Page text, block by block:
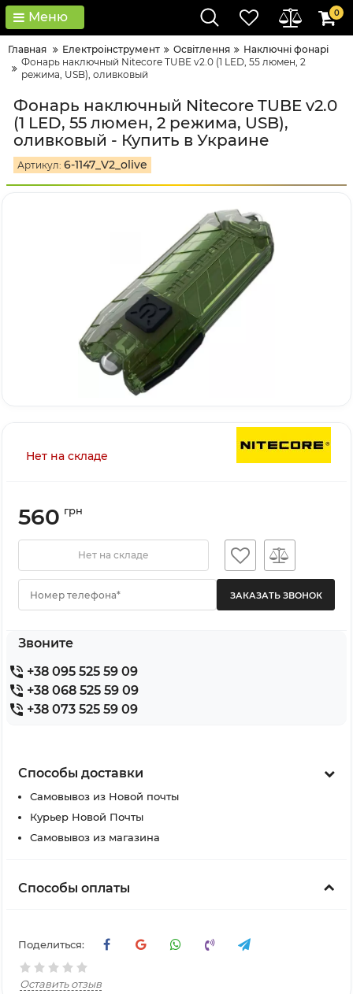
Меню 0
Главная Електроінструмент Освітлення
Наключні фонарі
Фонарь наключный Nitecore TUBE v2.0 (1 LED, 55 люмен, 2
режима, USB), оливковый
Фонарь наключный Nitecore TUBE v2.0
(1 LED, 55 люмен, 2 режима, USB),
оливковый - Купить в Украине
Артикул: 6-1147_V2_olive
Нет на складе
560 грн
Нет на складе
Номер телефона*
Звоните
+38 095 525 59 09
+38 068 525 59 09
+38 073 525 59 09
Способы доставки
Самовывоз из Новой почты
Курьер Новой Почты
Самовывоз из магазина
Способы оплаты
Поделиться:
Оставить отзыв